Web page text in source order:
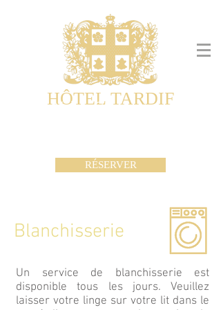
HÔTEL TARDIF
Noble Guesthouse
RÉSERVER
Blanchisserie
Un service de blanchisserie est
disponible tous les jours. Veuillez
laisser votre linge sur votre lit dans le